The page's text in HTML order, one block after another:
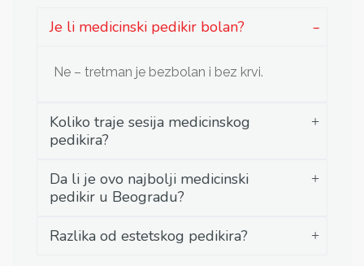
Je li medicinski pedikir bolan?
Ne – tretman je bezbolan i bez krvi.
Koliko traje sesija medicinskog
pedikira?
Da li je ovo najbolji medicinski
pedikir u Beogradu?
Razlika od estetskog pedikira?